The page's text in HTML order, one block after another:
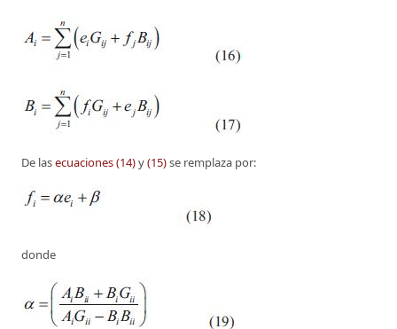
De lasecuaciones (14)y(15)se remplaza por:
donde